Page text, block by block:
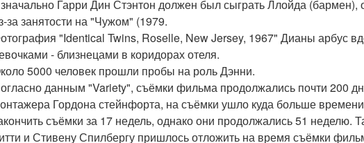
Гарри Дин Стэнтон должен был сыграть Ллойда (бармен),
за занятости на "Чужом" (1979.
"Identical Twins, Roselle, New Jersey, 1967" Дианы арбус
- близнецами в коридорах отеля.
5000 человек прошли пробы на роль Дэнни.
данным "Variety", съёмки фильма продолжались почти 200
Гордона стейнфорта, на съёмки ушло куда больше
съёмки за 17 недель, однако они продолжались 51 неделю.
и Стивену Спилбергу пришлось отложить на время съёмки